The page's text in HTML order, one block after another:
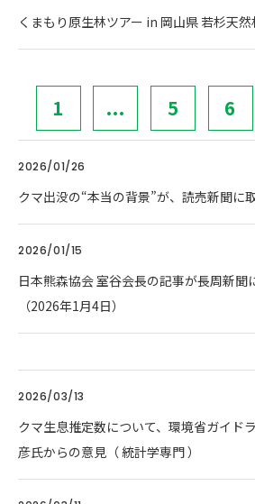
くまもり原生林ツアー in 岡山県 若杉天然
1 ... 5 6
2026/01/26
クマ出没の“本当の背景”が、読売新聞に
2026/01/15
日本熊森協会 室谷会長の記事が長周新聞
（2026年1月4日）
2026/03/13
クマ生息推定数について、環境省ガイ
彦氏からの意見（ 統計学専門 ）